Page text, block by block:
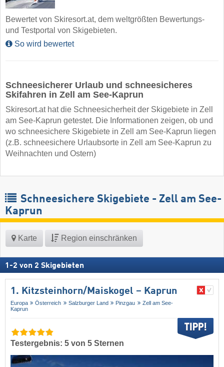
Bewertet von Skiresort.at, dem weltgrößten Bewertungs-
und Testportal von Skigebieten.
So wird bewertet
Schneesicherer Urlaub und schneesicheres
Skifahren in Zell am See-Kaprun
Skiresort.at hat die Schneesicherheit der Skigebiete in Zell
am See-Kaprun getestet. Die Informationen zeigen, ob und
wo schneesichere Skigebiete in Zell am See-Kaprun liegen
(z.B. schneesichere Urlaubsorte in Zell am See-Kaprun zu
Weihnachten und Ostern)
Schneesichere Skigebiete - Zell am See-
Kaprun
Karte Region einschränken
1 -2 von 2 Skigebieten
1. Kitzsteinhorn/​Maiskogel – Kaprun
Europa Österreich Salzburger Land Pinzgau
Zell am See-
Kaprun
Testergebnis: 5 von 5 Sternen